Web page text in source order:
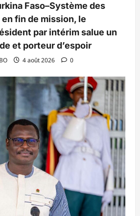
Faso–Système des
fin de mission, le
par intérim salue un
et porteur d’espoir
4 août 2026 0